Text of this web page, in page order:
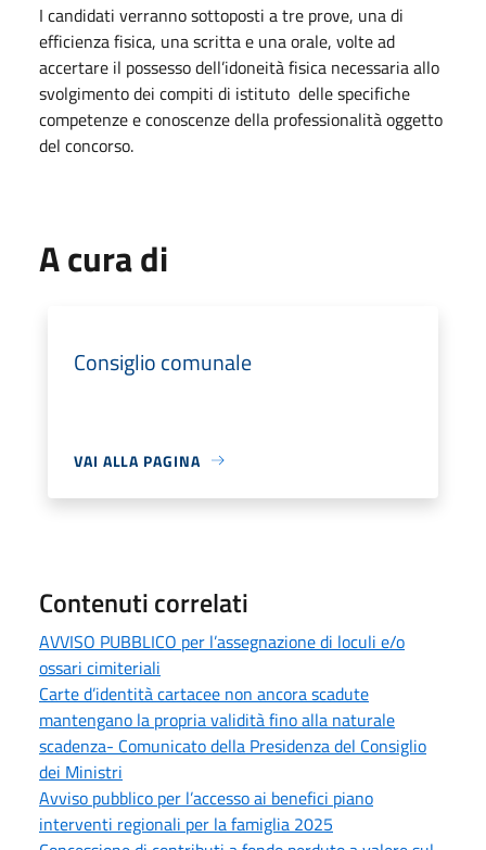
I candidati verranno sottoposti a tre prove, una di
efficienza fisica, una scritta e una orale, volte ad
accertare il possesso dell’idoneità fisica necessaria allo
svolgimento dei compiti di istituto delle specifiche
competenze e conoscenze della professionalità oggetto
del concorso.
A cura di
Consiglio comunale
VAI ALLA PAGINA
Contenuti correlati
AVVISO PUBBLICO per l’assegnazione di loculi e/o
ossari cimiteriali
Carte d’identità cartacee non ancora scadute
mantengano la propria validità fino alla naturale
scadenza- Comunicato della Presidenza del Consiglio
dei Ministri
Avviso pubblico per l’accesso ai benefici piano
interventi regionali per la famiglia 2025